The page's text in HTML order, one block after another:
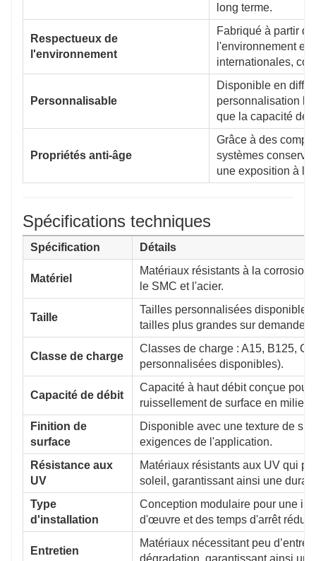
long terme.
Respectueux de
l'environnement
Fabriqué à partir
l'environnement et
internationales,
Personnalisable
Disponible en
personnalisation
que la capacité de
Propriétés anti-âge
Grâce à des
systèmes
une exposition à
Spécifications techniques
Spécification Détails
Matériel
Matériaux résistants à la
le SMC et l'acier.
Taille
Tailles personnalisées disponibles
tailles plus grandes sur demande.
Classe de charge
Classes de charge : A15, B125,
personnalisées disponibles).
Capacité de débit
Capacité à haut débit conçue
ruissellement de surface en milieu
Finition de
surface
Disponible avec une texture de
exigences de l'application.
Résistance aux
UV
Matériaux résistants aux UV qui
soleil, garantissant ainsi une
Type
d'installation
Conception modulaire pour une
d'œuvre et des temps d'arrêt
Entretien
Matériaux nécessitant peu
dégradation, garantissant ainsi un